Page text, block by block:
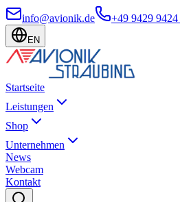
info@avionik.de +49 9429 9424
EN
Startseite
Leistungen
Shop
Unternehmen
News
Webcam
Kontakt